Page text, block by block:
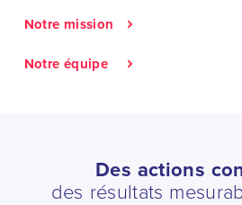
Notre mission
Notre équipe
Des actions
des résultats